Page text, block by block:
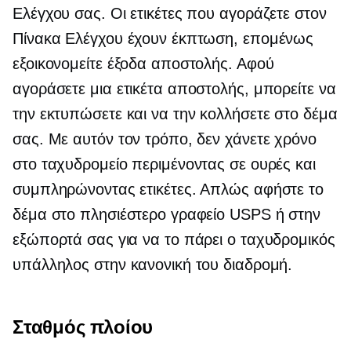
Ελέγχου σας. Οι ετικέτες που αγοράζετε στον
Πίνακα Ελέγχου έχουν έκπτωση, επομένως
εξοικονομείτε έξοδα αποστολής. Αφού
αγοράσετε μια ετικέτα αποστολής, μπορείτε να
την εκτυπώσετε και να την κολλήσετε στο δέμα
σας. Με αυτόν τον τρόπο, δεν χάνετε χρόνο
στο ταχυδρομείο περιμένοντας σε ουρές και
συμπληρώνοντας ετικέτες. Απλώς αφήστε το
δέμα στο πλησιέστερο γραφείο USPS ή στην
εξώπορτά σας για να το πάρει ο ταχυδρομικός
υπάλληλος στην κανονική του διαδρομή.
Σταθμός πλοίου